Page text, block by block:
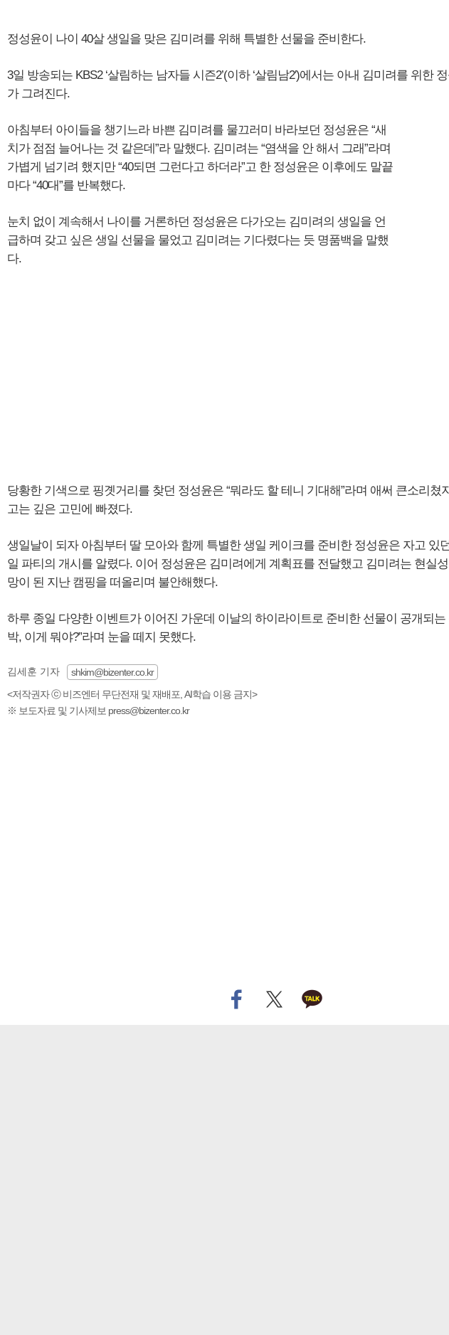
정성윤이 나이 40살 생일을 맞은 김미려를 위해 특별한 선물을 준비한다.
3일 방송되는 KBS2 ‘살림하는 남자들 시즌2’(이하 ‘살림남2′)에서는 아내 김미려를 위한
가 그려진다.
아침부터 아이들을 챙기느라 바쁜 김미려를 물끄러미 바라보던 정성윤은 “새
치가 점점 늘어나는 것 같은데”라 말했다. 김미려는 “염색을 안 해서 그래”라며
가볍게 넘기려 했지만 “40되면 그런다고 하더라”고 한 정성윤은 이후에도 말끝
마다 “40대”를 반복했다.
눈치 없이 계속해서 나이를 거론하던 정성윤은 다가오는 김미려의 생일을 언
급하며 갖고 싶은 생일 선물을 물었고 김미려는 기다렸다는 듯 명품백을 말했
다.
당황한 기색으로 핑곗거리를 찾던 정성윤은 “뭐라도 할 테니 기대해”라며 애써 큰소리쳤
고는 깊은 고민에 빠졌다.
생일날이 되자 아침부터 딸 모아와 함께 특별한 생일 케이크를 준비한 정성윤은 자고 있
일 파티의 개시를 알렸다. 이어 정성윤은 김미려에게 계획표를 전달했고 김미려는 현실
망이 된 지난 캠핑을 떠올리며 불안해했다.
하루 종일 다양한 이벤트가 이어진 가운데 이날의 하이라이트로 준비한 선물이 공개되는
박, 이게 뭐야?”라며 눈을 떼지 못했다.
김세훈 기자
shkim@bizenter.co.kr
<저작권자 ⓒ 비즈엔터 무단전재 및 재배포, AI학습 이용 금지>
※ 보도자료 및 기사제보 press@bizenter.co.kr